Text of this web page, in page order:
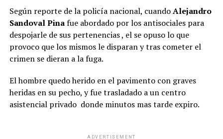
Según reporte de la policía nacional, cuandoAlejandro
Sandoval Pinafue abordado por los antisociales para
despojarle de sus pertenencias , el se opuso lo que
provoco que los mismos le disparan y tras cometer el
crimen se dieran a la fuga.
El hombre quedo herido en el pavimento con graves
heridas en su pecho, y fue trasladado a un centro
asistencial privado donde minutos mas tarde expiro.
ADVERTISEMENT